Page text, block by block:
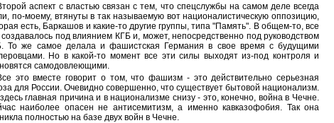
аспект с властью связан с тем, что спецслужбы на самом деле всегда
по-моему, втянуты в так называемую вот националистическую оппозицию,
есть, Баркашов и какие-то другие группы, типа "Память". В общем-то, все
создавалось под влиянием КГБ и, может, непосредственно под руководством
То же самое делала и фашистская Германия в свое время с будущими
Но в какой-то момент все эти силы выходят из-под контроля и
самодовлеющими.
это вместе говорит о том, что фашизм - это действительно серьезная
для России. Очевидно совершенно, что существует бытовой национализм.
главная причина и в национализме снизу - это, конечно, война в Чечне.
наиболее опасен не антисемитизм, а именно кавказофобия. Так она
полностью на базе двух войн в Чечне.